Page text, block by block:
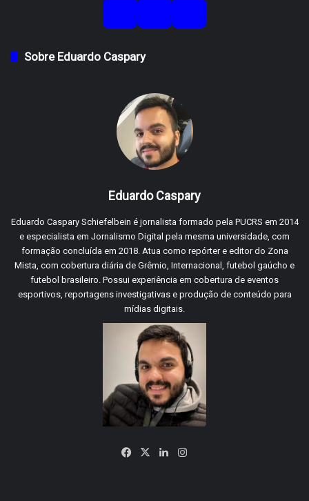
Sobre Eduardo Caspary
Eduardo Caspary
Eduardo Caspary Schiefelbein é jornalista formado pela PUCRS em 2014
e especialista em Jornalismo Digital pela mesma universidade, com
formação concluída em 2018. Atua como repórter e editor do Zona
Mista, com cobertura diária de Grêmio, Internacional, futebol gaúcho e
futebol brasileiro. Possui experiência em cobertura de eventos
esportivos, reportagens investigativas e produção de conteúdo para
mídias digitais.
Facebook
X LinkedinInstagram